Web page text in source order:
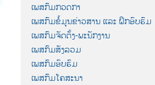
ເພສກົມກວດກາ
ເພສກົມຂໍ້ມູນຂ່າວສານ ແລະ ຝຶກອົບຮົມ
ເພສກົມຈັດຕັ້ງ-ພະນັກງານ
ເພສກົມສັງລວມ
ເພສກົມອົບຮົມ
ເພສກົມໂຄສະນາ